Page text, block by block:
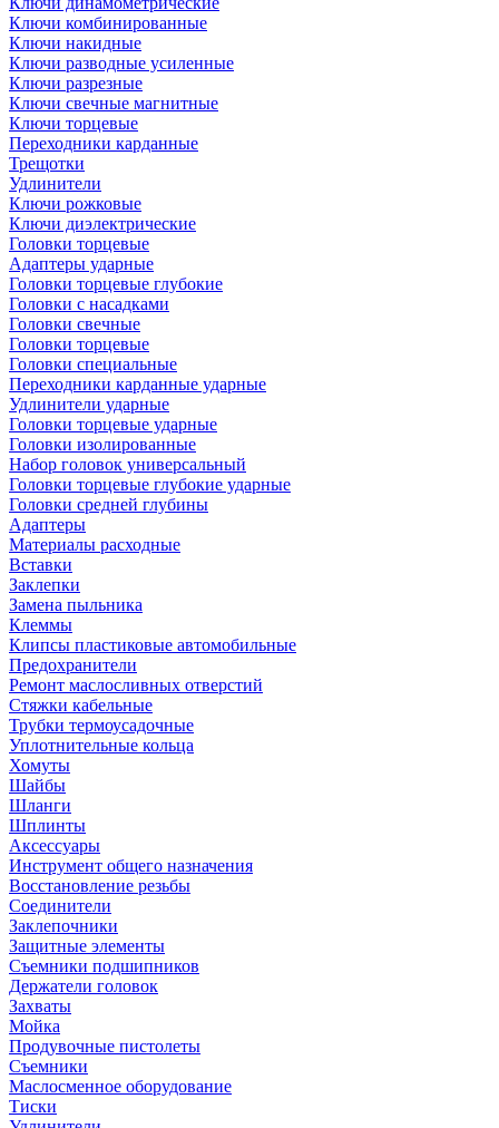
Ключи комбинированные
Ключи накидные
Ключи разводные усиленные
Ключи разрезные
Ключи свечные магнитные
Ключи торцевые
Переходники карданные
Трещотки
Удлинители
Ключи рожковые
Ключи диэлектрические
Головки торцевые
Адаптеры ударные
Головки торцевые глубокие
Головки с насадками
Головки свечные
Головки торцевые
Головки специальные
Переходники карданные ударные
Удлинители ударные
Головки торцевые ударные
Головки изолированные
Набор головок универсальный
Головки торцевые глубокие ударные
Головки средней глубины
Адаптеры
Материалы расходные
Вставки
Заклепки
Замена пыльника
Клеммы
Клипсы пластиковые автомобильные
Предохранители
Ремонт маслосливных отверстий
Стяжки кабельные
Трубки термоусадочные
Уплотнительные кольца
Хомуты
Шайбы
Шланги
Шплинты
Аксессуары
Инструмент общего назначения
Восстановление резьбы
Соединители
Заклепочники
Защитные элементы
Съемники подшипников
Держатели головок
Захваты
Мойка
Продувочные пистолеты
Съемники
Маслосменное оборудование
Тиски